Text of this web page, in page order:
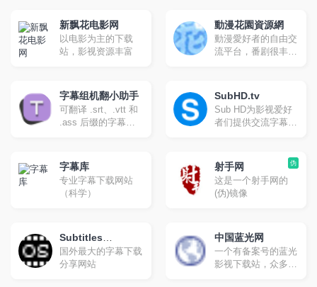
新飘花电影网
以电影为主的下载
站，影视资源丰富
動漫花園資源網
動漫愛好者的自由交
流平台，番剧很丰
字幕组机翻小助手
可翻译 .srt、.vtt 和
.ass 后缀的字幕文
符，也可以使用您自
己的 API。
SubHD.tv
Sub HD为影视爱好
者们提供交流字幕的
字幕打分和评论，也
可以上传字幕与大家
分享。
字幕库
专业字幕下载网站
（科学）
伪
射手网
这是一个射手网的
(伪)镜像
Subtitles
Subtitles
国外最大的字幕下载
分享网站
中国蓝光网
一个有备案号的蓝光
影视下载站，众多新